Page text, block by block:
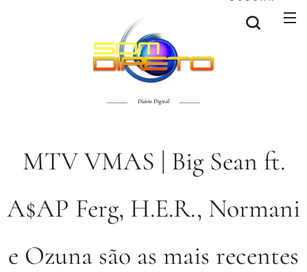
Diário Digital
MTV VMAS | Big Sean ft.
A$AP Ferg, H.E.R., Normani
e Ozuna são as mais recentes